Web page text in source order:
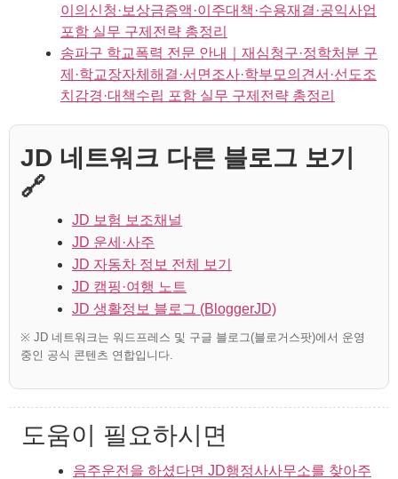
이의신청·보상금증액·이주대책·수용재결·공익사업
포함 실무 구제전략 총정리
송파구 학교폭력 전문 안내｜재심청구·정학처분 구
제·학교장자체해결·서면조사·학부모의견서·선도조
치감경·대책수립 포함 실무 구제전략 총정리
JD 네트워크 다른 블로그 보기
🔗
JD 보험 보조채널
JD 운세·사주
JD 자동차 정보 전체 보기
JD 캠핑·여행 노트
JD 생활정보 블로그 (BloggerJD)
※ JD 네트워크는 워드프레스 및 구글 블로그(블로거스팟)에서 운영
중인 공식 콘텐츠 연합입니다.
도움이 필요하시면
음주운전을 하셨다면 JD행정사사무소를 찾아주